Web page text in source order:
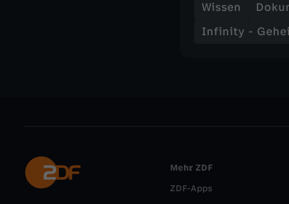
Wissen
Infinity -
Mehr ZDF
ZDF-Apps